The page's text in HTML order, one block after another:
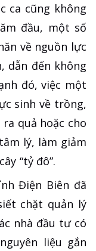
ca cũng không
đầu, một số
về nguồn lực
dẫn đến không
đó, việc một
sinh về trồng,
quả hoặc cho
lý, làm giảm
“tỷ đô”.
Điện Biên đã
chặt quản lý
nhà đầu tư có
liệu gắn